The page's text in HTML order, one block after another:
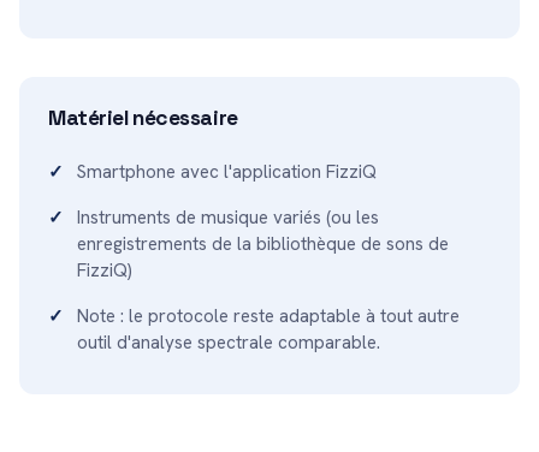
Matériel nécessaire
Smartphone avec l'application FizziQ
Instruments de musique variés (ou les
enregistrements de la bibliothèque de sons de
FizziQ)
Note : le protocole reste adaptable à tout autre
outil d'analyse spectrale comparable.